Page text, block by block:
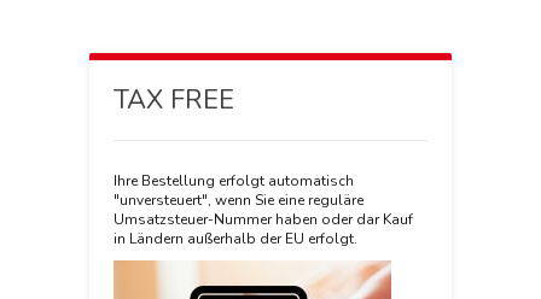
TAX FREE
Ihre Bestellung erfolgt automatisch
"unversteuert", wenn Sie eine reguläre
Umsatzsteuer-Nummer haben oder dar Kauf
in Ländern außerhalb der EU erfolgt.